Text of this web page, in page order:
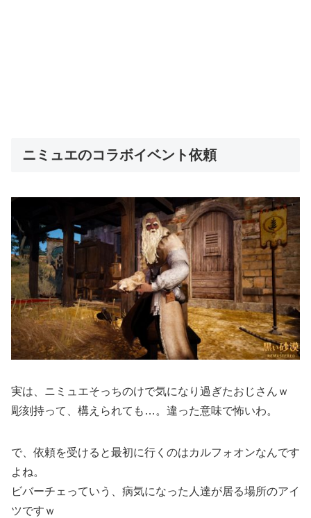
ニミュエのコラボイベント依頼
実は、ニミュエそっちのけで気になり過ぎたおじさんｗ
彫刻持って、構えられても…。違った意味で怖いわ。
で、依頼を受けると最初に行くのはカルフォオンなんです
よね。
ビバーチェっていう、病気になった人達が居る場所のアイ
ツですｗ